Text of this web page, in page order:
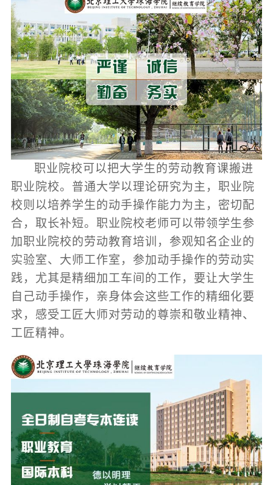
职业院校可以把大学生的劳动教育课搬进
职业院校。普通大学以理论研究为主，职业院
校则以培养学生的动手操作能力为主，密切配
合，取长补短。职业院校老师可以带领学生参
加职业院校的劳动教育培训，参观知名企业的
实验室、大师工作室，参加动手操作的劳动实
践，尤其是精细加工车间的工作，要让大学生
自己动手操作，亲身体会这些工作的精细化要
求，感受工匠大师对劳动的尊崇和敬业精神、
工匠精神。